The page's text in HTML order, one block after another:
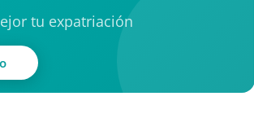
tu expatriación